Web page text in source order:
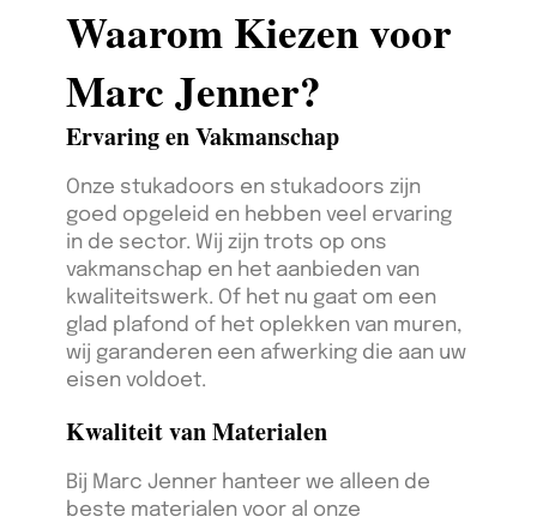
Waarom Kiezen voor
Marc Jenner?
Ervaring en Vakmanschap
Onze stukadoors en stukadoors zijn
goed opgeleid en hebben veel ervaring
in de sector. Wij zijn trots op ons
vakmanschap en het aanbieden van
kwaliteitswerk. Of het nu gaat om een
glad plafond of het oplekken van muren,
wij garanderen een afwerking die aan uw
eisen voldoet.
Kwaliteit van Materialen
Bij Marc Jenner hanteer we alleen de
beste materialen voor al onze